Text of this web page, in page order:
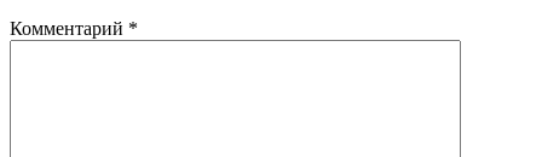
Комментарий *